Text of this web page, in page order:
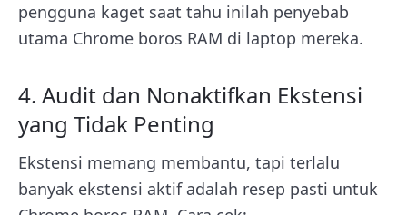
pengguna kaget saat tahu inilah penyebab
utama Chrome boros RAM di laptop mereka.
4. Audit dan Nonaktifkan Ekstensi
yang Tidak Penting
Ekstensi memang membantu, tapi terlalu
banyak ekstensi aktif adalah resep pasti untuk